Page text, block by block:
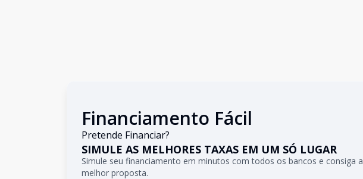
Financiamento Fácil
Pretende Financiar?
SIMULE AS MELHORES TAXAS EM UM SÓ LUGAR
Simule seu financiamento em minutos com todos os bancos e consiga a
melhor proposta.